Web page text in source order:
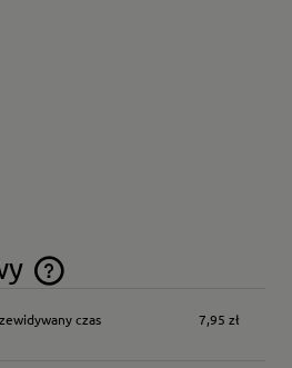
kosztów płatności
czas
7,95 zł